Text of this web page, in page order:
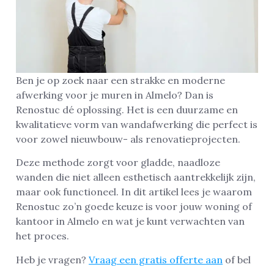
Ben je op zoek naar een strakke en moderne
afwerking voor je muren in Almelo? Dan is
Renostuc dé oplossing. Het is een duurzame en
kwalitatieve vorm van wandafwerking die perfect is
voor zowel nieuwbouw- als renovatieprojecten.
Deze methode zorgt voor gladde, naadloze
wanden die niet alleen esthetisch aantrekkelijk zijn,
maar ook functioneel. In dit artikel lees je waarom
Renostuc zo’n goede keuze is voor jouw woning of
kantoor in Almelo en wat je kunt verwachten van
het proces.
Heb je vragen? Vraag een gratis offerte aan of bel